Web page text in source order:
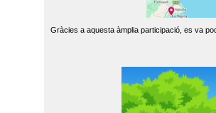
Gràcies a aquesta àmplia participació, es va